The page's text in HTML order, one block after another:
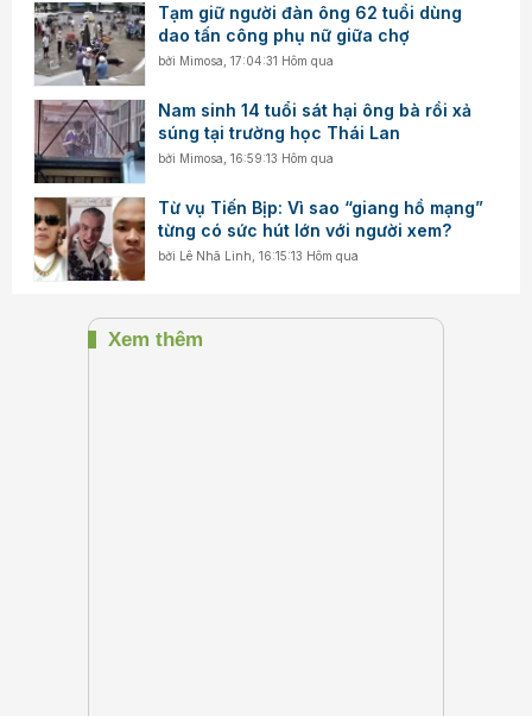
Tạm giữ người đàn ông 62 tuổi dùng
dao tấn công phụ nữ giữa chợ
bởi Mimosa ,17:04:31 Hôm qua
Nam sinh 14 tuổi sát hại ông bà rồi xả
súng tại trường học Thái Lan
bởi Mimosa ,16:59:13 Hôm qua
Từ vụ Tiến Bịp: Vì sao “giang hồ mạng”
từng có sức hút lớn với người xem?
bởi Lê Nhã Linh ,16:15:13 Hôm qua